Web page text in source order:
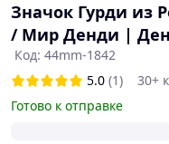
Значок Гурди из
/ Мир Денди |
Код: 44mm-1842
5.0 (1)
30+
Готово к отправке